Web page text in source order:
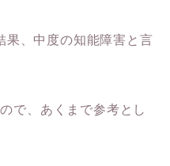
果、中度の知能障害 と言
で、 あくまで参考とし